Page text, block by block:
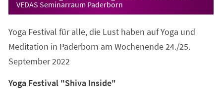
VEDAS Seminarraum Paderborn
Yoga Festival für alle, die Lust haben auf Yoga und
Meditation in Paderborn am Wochenende 24./25.
September 2022
Yoga Festival "Shiva Inside"